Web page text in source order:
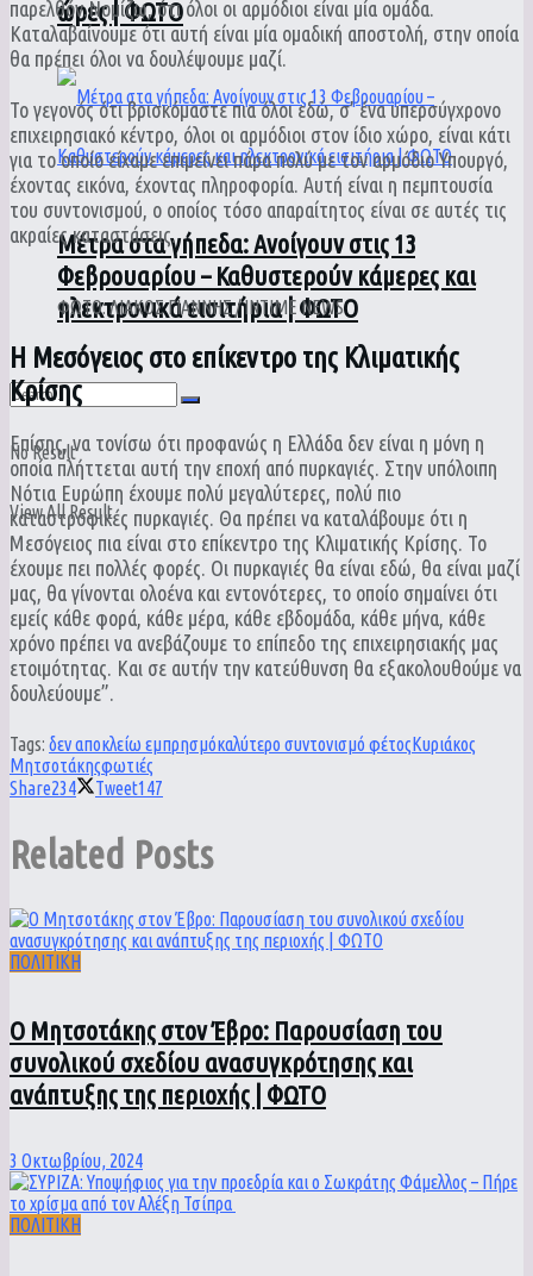
ώρες | ΦΩΤΟ
Μέτρα στα γήπεδα: Ανοίγουν στις 13
Φεβρουαρίου – Καθυστερούν κάμερες και
ηλεκτρονικά εισιτήρια | ΦΩΤΟ
No Result
View All Result
παρελθόν.Νομίζω, ότι όλοι οι αρμόδιοι είναι μία ομάδα.
Καταλαβαίνουμε ότι αυτή είναι μία ομαδική αποστολή, στην οποία
θα πρέπει όλοι να δουλέψουμε μαζί.
Το γεγονός ότι βρισκόμαστε πια όλοι εδώ, σ’ ένα υπερσύγχρονο
επιχειρησιακό κέντρο, όλοι οι αρμόδιοι στον ίδιο χώρο, είναι κάτι
για το οποίο είχαμε επιμείνει πάρα πολύ με τον αρμόδιο Υπουργό,
έχοντας εικόνα, έχοντας πληροφορία. Αυτή είναι η πεμπτουσία
του συντονισμού, ο οποίος τόσο απαραίτητος είναι σε αυτές τις
ακραίες καταστάσεις.
ΦΩΤΟ: ΛΙΑΚΟΣ ΓΙΑΝΝΗΣ / INTIME NEWS
Η Μεσόγειος στο επίκεντρο της Κλιματικής
Κρίσης
Επίσης, να τονίσω ότι προφανώς η Ελλάδα δεν είναι η μόνη η
οποία πλήττεται αυτή την εποχή από πυρκαγιές. Στην υπόλοιπη
Νότια Ευρώπη έχουμε πολύ μεγαλύτερες, πολύ πιο
καταστροφικές πυρκαγιές. Θα πρέπει να καταλάβουμε ότι η
Μεσόγειος πια είναι στο επίκεντρο της Κλιματικής Κρίσης. Το
έχουμε πει πολλές φορές. Οι πυρκαγιές θα είναι εδώ, θα είναι μαζί
μας, θα γίνονται ολοένα και εντονότερες, το οποίο σημαίνει ότι
εμείς κάθε φορά, κάθε μέρα, κάθε εβδομάδα, κάθε μήνα, κάθε
χρόνο πρέπει να ανεβάζουμε το επίπεδο της επιχειρησιακής μας
ετοιμότητας. Και σε αυτήν την κατεύθυνση θα εξακολουθούμε να
δουλεύουμε”.
Tags: δεν αποκλείω εμπρησμόκαλύτερο συντονισμό φέτοςΚυριάκος
Μητσοτάκηςφωτιές
Share234 Tweet147
Related Posts
ΠΟΛΙΤΙΚΗ
Ο Μητσοτάκης στον Έβρο: Παρουσίαση του
συνολικού σχεδίου ανασυγκρότησης και
ανάπτυξης της περιοχής | ΦΩΤΟ
3 Οκτωβρίου, 2024
ΠΟΛΙΤΙΚΗ